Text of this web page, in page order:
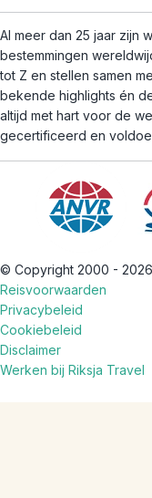
Al meer dan 25 jaar zijn
bestemmingen
tot Z en stellen samen
bekende highlights én
altijd met hart voor de
gecertificeerd en
© Copyright 2000 -
Reisvoorwaarden
Privacybeleid
Cookiebeleid
Disclaimer
Werken bij Riksja Travel